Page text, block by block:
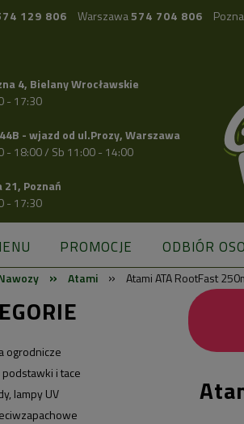
129 806 Warszawa574 704 806
4, Bielany Wrocławskie
- 17:30
- wjazd od ul.Prozy, Warszawa
- 18:00 / Sb 11:00 - 14:00
21, Poznań
- 17:30
PROMOCJE ODBIÓR
» Atami » Atami ATA RootFast
ogrodnicze
i tace
lampy UV